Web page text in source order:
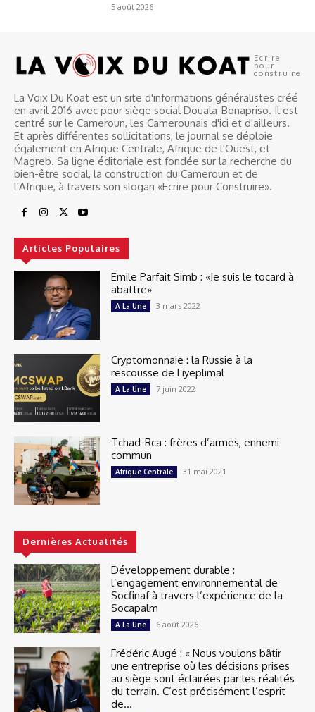
5 août 2026
Ecrire
pour
construire
La Voix Du Koat est un site d'informations généralistes créé
en avril 2016 avec pour siège social Douala-Bonapriso. Il est
centré sur le Cameroun, les Camerounais d'ici et d'ailleurs.
Et après différentes sollicitations, le journal se déploie
également en Afrique Centrale, Afrique de l'Ouest, et
Magreb. Sa ligne éditoriale est fondée sur la recherche du
bien-être social, la construction du Cameroun et de
l'Afrique, à travers son slogan «Ecrire pour Construire».
Articles Populaires
Emile Parfait Simb : «Je suis le tocard à
abattre»
A La Une 3 mars 2022
Cryptomonnaie : la Russie à la
rescousse de Liyeplimal
A La Une 7 juin 2022
Tchad-Rca : frères d’armes, ennemi
commun
Afrique Centrale 31 mai 2021
Dernières Actualités
Développement durable :
l’engagement environnemental de
Socfinaf à travers l’expérience de la
Socapalm
A La Une 6 août 2026
Frédéric Augé : « Nous voulons bâtir
une entreprise où les décisions prises
au siège sont éclairées par les réalités
du terrain. C’est précisément l’esprit
de...